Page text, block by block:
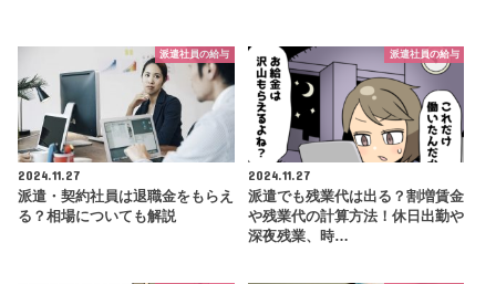
派遣社員の給与
2024.11.27
派遣・契約社員は退職金をもらえ
る？相場についても解説
派遣社員の給与
2024.11.27
派遣でも残業代は出る？割増賃金
や残業代の計算方法！休日出勤や
深夜残業、時…